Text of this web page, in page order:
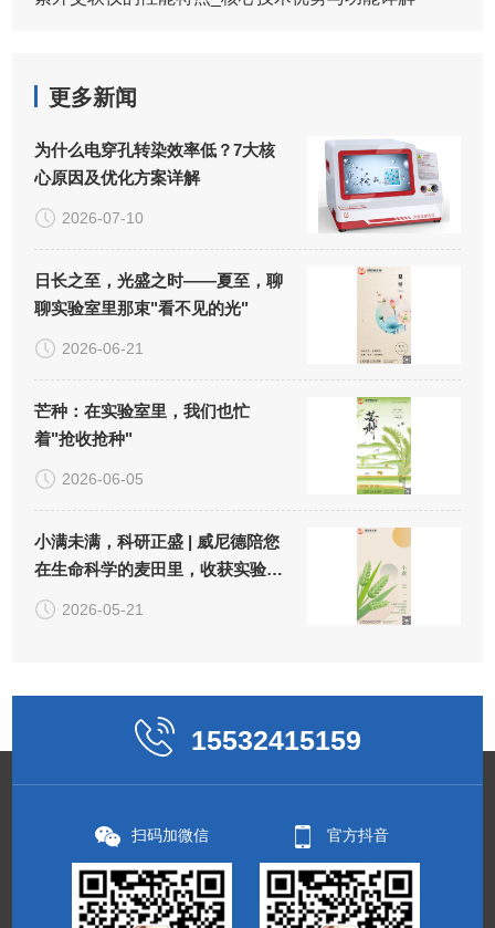
更多新闻
为什么电穿孔转染效率低？7大核
心原因及优化方案详解
2026-07-10
日长之至，光盛之时——夏至，聊
聊实验室里那束"看不见的光"
2026-06-21
芒种：在实验室里，我们也忙
着"抢收抢种"
2026-06-05
小满未满，科研正盛 | 威尼德陪您
在生命科学的麦田里，收获实验
的"小小圆满"
2026-05-21
15532415159
扫码加微信 官方抖音